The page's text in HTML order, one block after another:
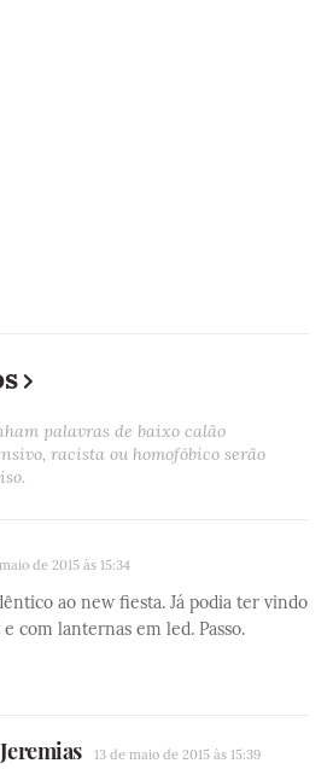
palavras de baixo calão
racista ou homofóbico serão
de 2015 às 15:34
ao new fiesta. Já podia ter vindo
com lanternas em led. Passo.
13 de maio de 2015 às 15:39